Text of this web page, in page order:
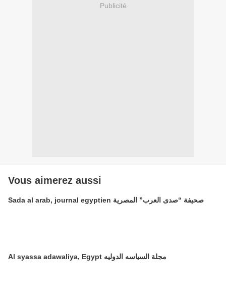
Publicité
Vous aimerez aussi
Sada al arab, journal egyptien صحيفة “صدى العرب” المصرية
Al syassa adawaliya, Egypt مجلة السياسه الدوليه